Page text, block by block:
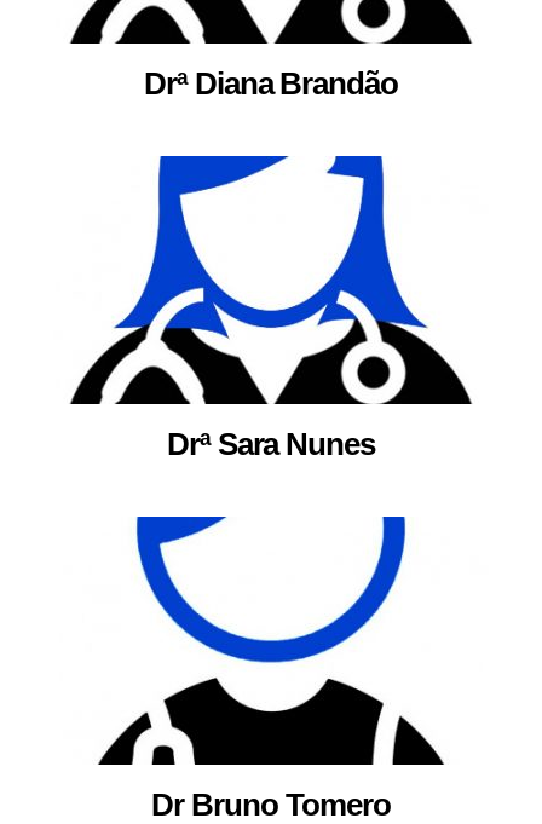
Drª Diana Brandão
Drª Sara Nunes
Dr Bruno Tomero